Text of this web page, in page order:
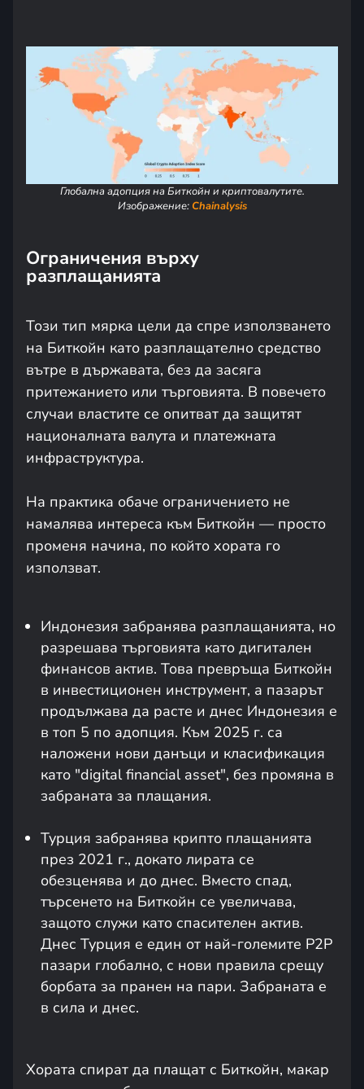
Глобална адопция на Биткойн и криптовалутите.
Изображение: Chainalysis
Ограничения върху
разплащанията
Този тип мярка цели да спре използването
на Биткойн като разплащателно средство
вътре в държавата, без да засяга
притежанието или търговията. В повечето
случаи властите се опитват да защитят
националната валута и платежната
инфраструктура.
На практика обаче ограничението не
намалява интереса към Биткойн — просто
променя начина, по който хората го
използват.
Индонезия забранява разплащанията, но
разрешава търговията като дигитален
финансов актив. Това превръща Биткойн
в инвестиционен инструмент, а пазарът
продължава да расте и днес Индонезия е
в топ 5 по адопция. Към 2025 г. са
наложени нови данъци и класификация
като "digital financial asset", без промяна в
забраната за плащания.
Турция забранява крипто плащанията
през 2021 г., докато лирата се
обезценява и до днес. Вместо спад,
търсенето на Биткойн се увеличава,
защото служи като спасителен актив.
Днес Турция е един от най-големите P2P
пазари глобално, с нови правила срещу
борбата за пранен на пари. Забраната е
в сила и днес.
Хората спират да плащат с Биткойн, макар